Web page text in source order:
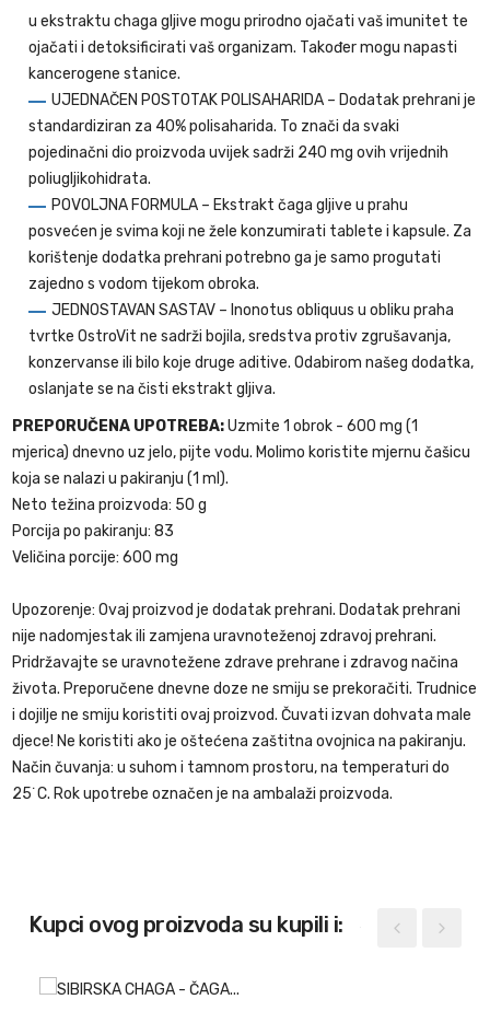
u ekstraktu chaga gljive mogu prirodno ojačati vaš imunitet te
ojačati i detoksificirati vaš organizam. Također mogu napasti
kancerogene stanice.
UJEDNAČEN POSTOTAK POLISAHARIDA – Dodatak prehrani je
standardiziran za 40% polisaharida. To znači da svaki
pojedinačni dio proizvoda uvijek sadrži 240 mg ovih vrijednih
poliugljikohidrata.
POVOLJNA FORMULA – Ekstrakt čaga gljive u prahu
posvećen je svima koji ne žele konzumirati tablete i kapsule. Za
korištenje dodatka prehrani potrebno ga je samo progutati
zajedno s vodom tijekom obroka.
JEDNOSTAVAN SASTAV – Inonotus obliquus u obliku praha
tvrtke OstroVit ne sadrži bojila, sredstva protiv zgrušavanja,
konzervanse ili bilo koje druge aditive. Odabirom našeg dodatka,
oslanjate se na čisti ekstrakt gljiva.
PREPORUČENA UPOTREBA:Uzmite 1 obrok - 600 mg (1
mjerica) dnevno uz jelo, pijte vodu. Molimo koristite mjernu čašicu
koja se nalazi u pakiranju (1 ml).
Neto težina proizvoda: 50 g
Porcija po pakiranju: 83
Veličina porcije: 600 mg
Upozorenje: Ovaj proizvod je dodatak prehrani. Dodatak prehrani
nije nadomjestak ili zamjena uravnoteženoj zdravoj prehrani.
Pridržavajte se uravnotežene zdrave prehrane i zdravog načina
života. Preporučene dnevne doze ne smiju se prekoračiti. Trudnice
i dojilje ne smiju koristiti ovaj proizvod. Čuvati izvan dohvata male
djece! Ne koristiti ako je oštećena zaštitna ovojnica na pakiranju.
Način čuvanja: u suhom i tamnom prostoru, na temperaturi do
25˙C. Rok upotrebe označen je na ambalaži proizvoda.
Kupci ovog proizvoda su kupili i: